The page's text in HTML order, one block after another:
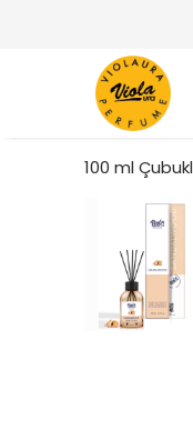
100 ml